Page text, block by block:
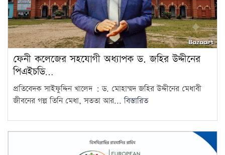
ফেনী কলেজের সহযোগী অধ্যাপক ড. জহির উদ্দীনের
পিএইচডি…
প্রতিবেদক সাইফুদ্দিন খালেদ : ড. মোহাম্মদ জহির উদ্দীনের মেধাবী
জীবনের গল্প তিনি মেধা, সততা আর...বিস্তারিত